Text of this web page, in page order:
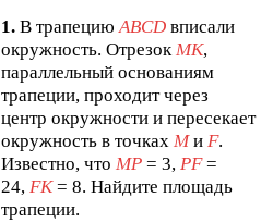
1. В трапециюABCD вписали
окружность. ОтрезокMK,
параллельный основаниям
трапеции, проходит через
центр окружности и пересекает
окружность в точкахMиF.
Известно, чтоMP = 3,PF=
24,FK= 8. Найдите площадь
трапеции.